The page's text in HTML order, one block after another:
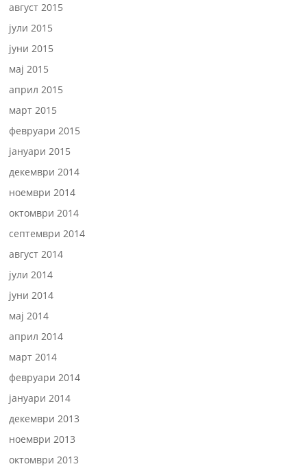
август 2015
јули 2015
јуни 2015
мај 2015
април 2015
март 2015
февруари 2015
јануари 2015
декември 2014
ноември 2014
октомври 2014
септември 2014
август 2014
јули 2014
јуни 2014
мај 2014
април 2014
март 2014
февруари 2014
јануари 2014
декември 2013
ноември 2013
октомври 2013